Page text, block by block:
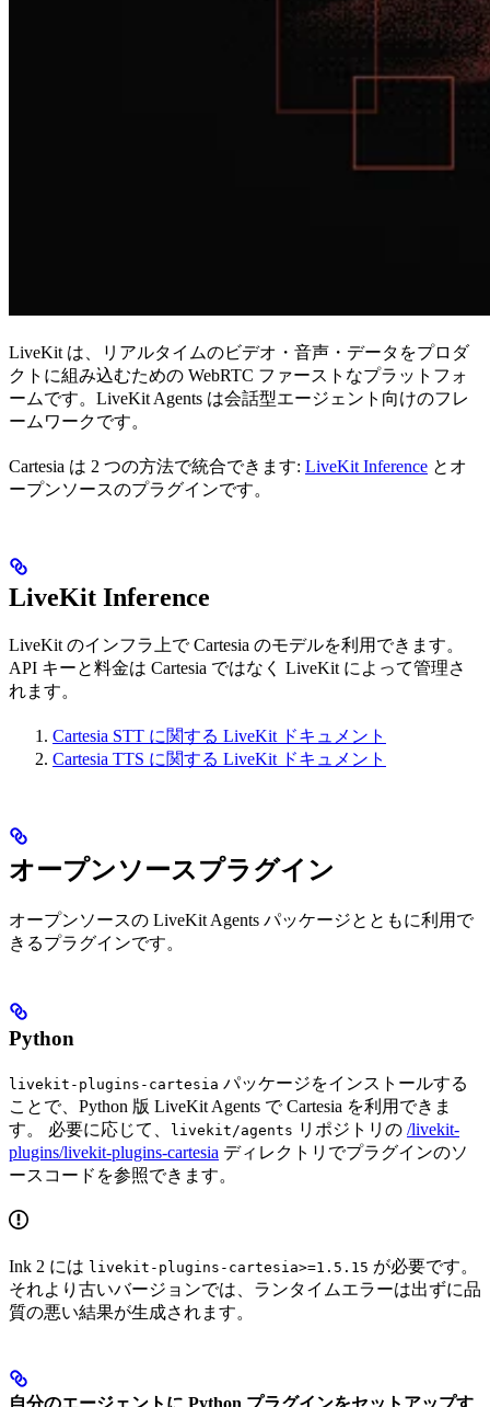
LiveKit は、リアルタイムのビデオ・音声・データをプロダ
クトに組み込むための WebRTC ファーストなプラットフォ
ームです。LiveKit Agents は会話型エージェント向けのフレ
ームワークです。
Cartesia は 2 つの方法で統合できます: LiveKit Inference とオ
ープンソースのプラグインです。
LiveKit Inference
LiveKit のインフラ上で Cartesia のモデルを利用できます。
API キーと料金は Cartesia ではなく LiveKit によって管理さ
れます。
Cartesia STT に関する LiveKit ドキュメント
Cartesia TTS に関する LiveKit ドキュメント
オープンソースプラグイン
オープンソースの LiveKit Agents パッケージとともに利用で
きるプラグインです。
Python
livekit-plugins-cartesia パッケージをインストールする
ことで、Python 版 LiveKit Agents で Cartesia を利用できま
す。 必要に応じて、
livekit/agents リポジトリの /livekit-
plugins/livekit-plugins-cartesia ディレクトリでプラグインのソ
ースコードを参照できます。
Ink 2 には livekit-plugins-cartesia>=1.5.15 が必要です。
それより古いバージョンでは、ランタイムエラーは出ずに品
質の悪い結果が生成されます。
自分のエージェントに Python プラグインをセットアップす